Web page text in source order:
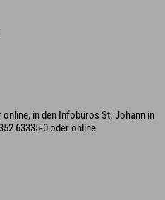
in den Infobüros St. Johann in
63335-0 oder online